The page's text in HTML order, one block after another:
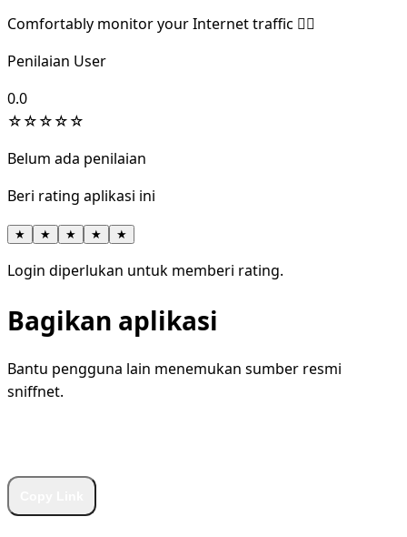
Comfortably monitor your Internet traffic 🕵️‍♂️
Penilaian User
0.0
☆☆☆☆☆
Belum ada penilaian
Beri rating aplikasi ini
★ ★ ★ ★ ★
Login diperlukan untuk memberi rating.
Bagikan aplikasi
Bantu pengguna lain menemukan sumber resmi
sniffnet.